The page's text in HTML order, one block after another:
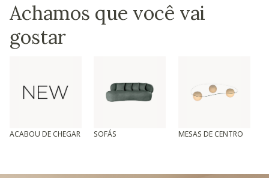
Achamos que você vai
gostar
ACABOU DE CHEGAR SOFÁS MESAS DE CENTRO